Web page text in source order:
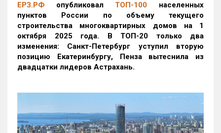
ЕРЗ.РФ опубликовал ТОП-100 населенных
пунктов России по объему текущего
строительства многоквартирных домов на 1
октября 2025 года. В ТОП-20 только два
изменения: Санкт-Петербург уступил вторую
позицию Екатеринбургу, Пенза вытеснила из
двадцатки лидеров Астрахань.